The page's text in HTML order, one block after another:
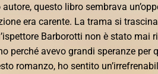
questo libro sembrava
era carente. La trama si
Barborotti non è stato mai
perché avevo grandi speranze per
romanzo, ho sentito